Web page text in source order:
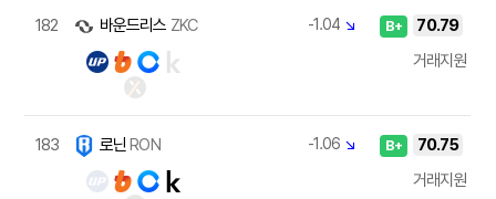
182 바운드리스 ZKC -1.04 ↘ B+
70.79
거래지원
183 로닌RON -1.06 ↘ B+
70.75
거래지원